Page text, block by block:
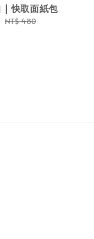
| 快取面紙包
Regular
NT$ 480